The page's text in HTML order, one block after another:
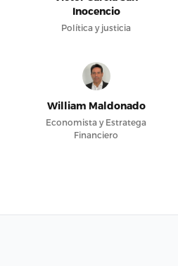
Inocencio
Política y justicia
William Maldonado
Economista y Estratega
Financiero